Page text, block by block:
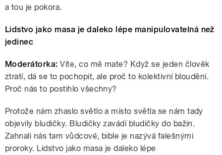
a tou je pokora.
Lidstvo jako masa je daleko lépe manipulovatelná než
jedinec
Moderátorka: Víte, co mě mate? Když se jeden člověk
ztratí, dá se to pochopit, ale proč to kolektivní bloudění.
Proč nás to postihlo všechny?
Protože nám zhaslo světlo a místo světla se nám tady
objevily bludičky. Bludičky zavádí bludičky do bažin.
Zahnali nás tam vůdcové, bible je nazývá falešnými
proroky. Lidstvo jako masa je daleko lépe